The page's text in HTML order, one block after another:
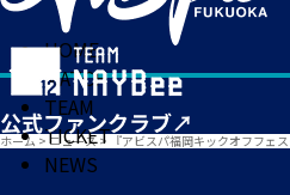
HOME
MATCH
TEAM
TICKET
NEWS
ホーム > ニュース> 『アビスパ福岡キックオフフェ